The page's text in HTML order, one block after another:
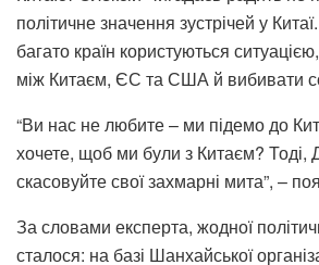
політичне значення зустрічей у
багато країн користуються
між Китаєм, ЄС та США й вибивати
“Ви нас не любите – ми підемо до
хочете, щоб ми були з Китаєм?
скасовуйте свої захмарні мита”, –
За словами експерта, жодної
сталося: на базі Шанхайської